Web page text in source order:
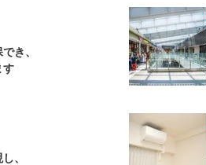
き、
す
、